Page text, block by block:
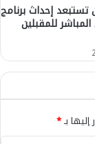
تستبعد إحداث برنامج
للمقبلين
إليها بـ*